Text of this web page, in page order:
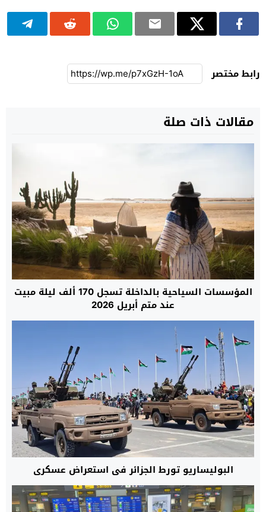
رابط مختصر
مقالات ذات صلة
المؤسسات السياحية بالداخلة تسجل 170 ألف ليلة مبيت
عند متم أبريل 2026
البوليساريو تورط الجزائر في استعراض عسكري